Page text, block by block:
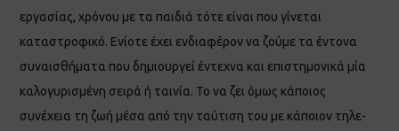
εργασίας, χρόνου με τα παιδιά τότε είναι που γίνεται
καταστροφικό. Ενίοτε έχει ενδιαφέρον να ζούμε τα έντονα
συναισθήματα που δημιουργεί έντεχνα και επιστημονικά μία
καλογυρισμένη σειρά ή ταινία. Το να ζει όμως κάποιος
συνέχεια τη ζωή μέσα από την ταύτιση του με κάποιον τηλε-